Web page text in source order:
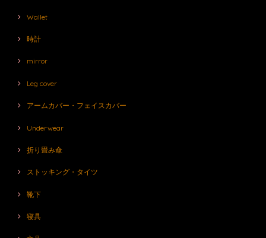
Wallet
時計
mirror
Leg cover
アームカバー・フェイスカバー
Underwear
折り畳み傘
ストッキング・タイツ
靴下
寝具